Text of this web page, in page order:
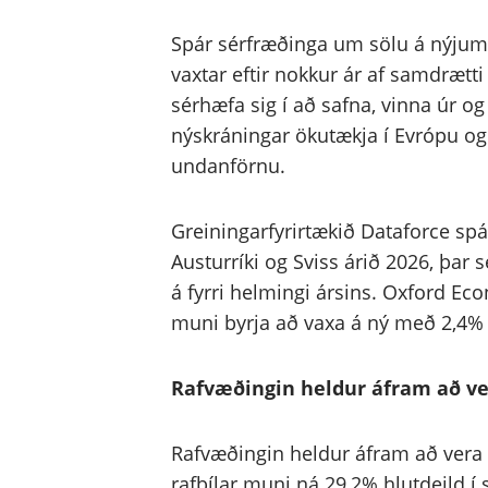
Spár sérfræðinga um sölu á
vaxtar eftir nokkur ár af
sérhæfa sig í að safna, vinna úr
nýskráningar ökutækja í Evrópu
undanförnu.
Greiningarfyrirtækið Dataforce
Austurríki og Sviss árið 2026, þar
á fyrri helmingi ársins. Oxford
muni byrja að vaxa á ný með
Rafvæðingin heldur áfram að
Rafvæðingin heldur áfram að